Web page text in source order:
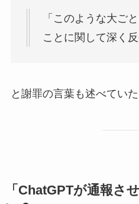
「このような大ご
ことに関して深く
と謝罪の言葉も述べてい
「ChatGPTが通報さ